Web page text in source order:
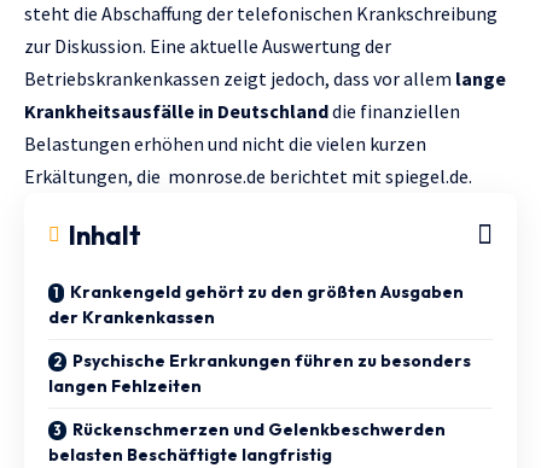
steht die Abschaffung der telefonischen Krankschreibung
zur Diskussion. Eine aktuelle Auswertung der
Betriebskrankenkassen zeigt jedoch, dass vor allem lange
Krankheitsausfälle in Deutschlanddie finanziellen
Belastungen erhöhen und nicht die vielen kurzen
Erkältungen, die monrose.de berichtet mitspiegel.de.
Inhalt
Krankengeld gehört zu den größten Ausgaben
der Krankenkassen
Psychische Erkrankungen führen zu besonders
langen Fehlzeiten
Rückenschmerzen und Gelenkbeschwerden
belasten Beschäftigte langfristig